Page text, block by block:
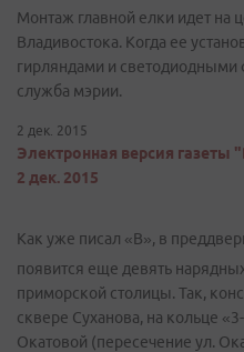
Монтаж главной елки идет на
Владивостока. Когда ее
гирляндами и светодиодными
служба мэрии.
2 дек. 2015
Электронная версия
2 дек. 2015
Как уже писал «В», в
появится еще девять
приморской столицы. Так,
сквере Суханова, на кольце
Окатовой (пересечение ул.